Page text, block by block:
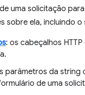
uma solicitação
sobre ela, incluindo o
: os cabeçalhos
parâmetros da string
de uma